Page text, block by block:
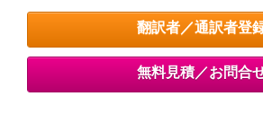
翻訳者／通訳者登
無料見積／お問合